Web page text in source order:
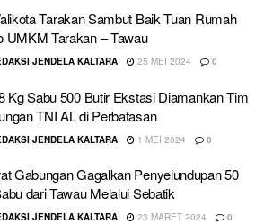
Tarakan Sambut Baik Tuan Rumah
UMKM Tarakan – Tawau
JENDELA KALTARA 25 MEI 2024 0
Kg Sabu 500 Butir Ekstasi Diamankan Tim
TNI AL di Perbatasan
JENDELA KALTARA 1 MEI 2024 0
Gabungan Gagalkan Penyelundupan 50
dari Tawau Melalui Sebatik
JENDELA KALTARA 23 MARET 2024 0